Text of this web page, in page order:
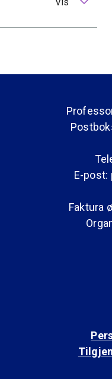
E-post:
Faktura